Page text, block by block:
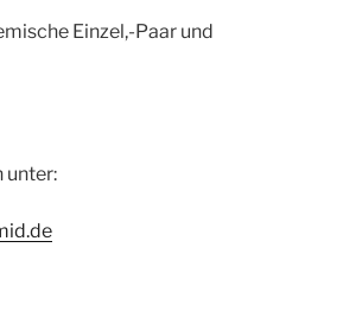
Einzel,-Paar und
unter: